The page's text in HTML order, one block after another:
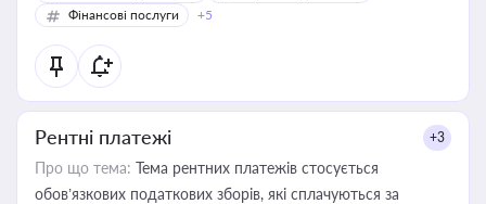
Фінансові послуги
+5
Рентні платежі +3
Про що тема: Тема рентних платежів стосується
обов’язкових податкових зборів, які сплачуються за